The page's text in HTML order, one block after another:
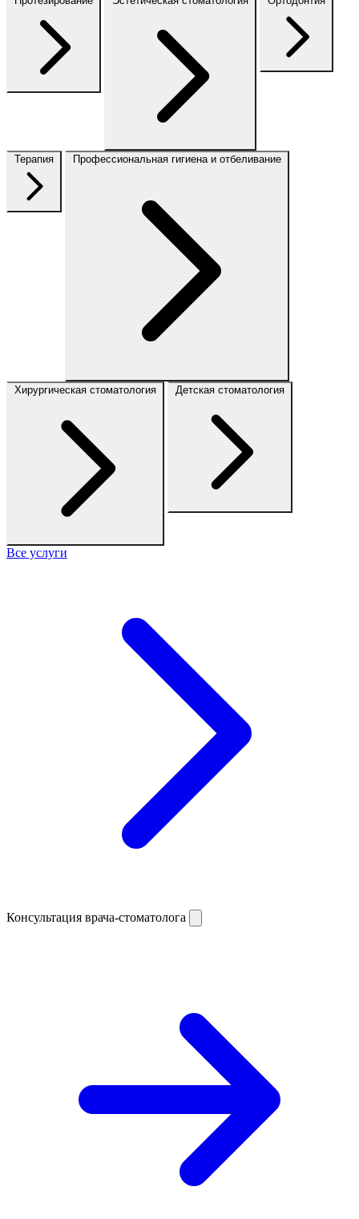
Терапия Профессиональная гигиена и отбеливание
Хирургическая стоматология Детская стоматология
Все услуги
Консультация врача-стоматолога